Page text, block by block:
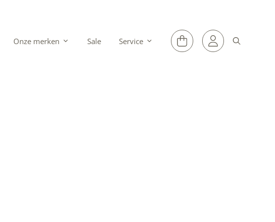
Onze merken Sale Service